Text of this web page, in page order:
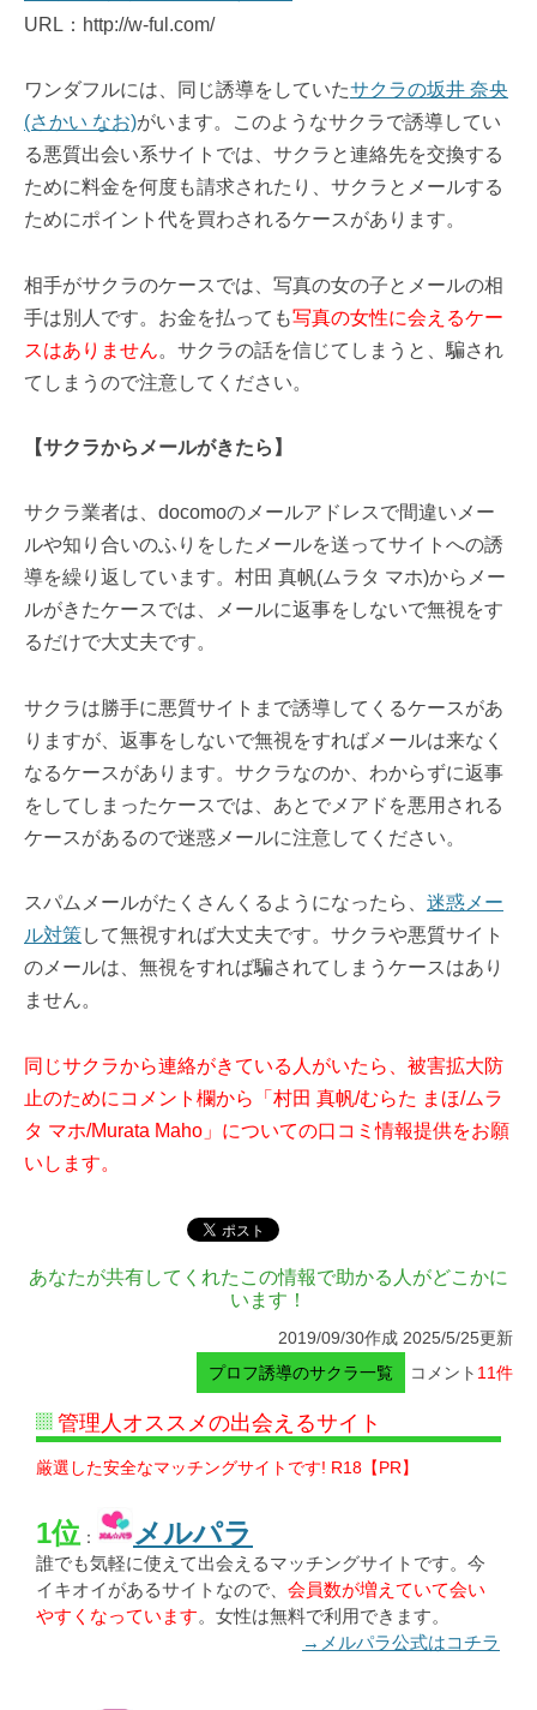
URL：http://w-ful.com/
ワンダフルには、同じ誘導をしていたサクラの坂井 奈央
(さかい なお)がいます。このようなサクラで誘導してい
る悪質出会い系サイトでは、サクラと連絡先を交換する
ために料金を何度も請求されたり、サクラとメールする
ためにポイント代を買わされるケースがあります。
相手がサクラのケースでは、写真の女の子とメールの相
手は別人です。お金を払っても写真の女性に会えるケー
スはありません。サクラの話を信じてしまうと、騙され
てしまうので注意してください。
【サクラからメールがきたら】
サクラ業者は、docomoのメールアドレスで間違いメー
ルや知り合いのふりをしたメールを送ってサイトへの誘
導を繰り返しています。村田 真帆(ムラタ マホ)からメー
ルがきたケースでは、メールに返事をしないで無視をす
るだけで大丈夫です。
サクラは勝手に悪質サイトまで誘導してくるケースがあ
りますが、返事をしないで無視をすればメールは来なく
なるケースがあります。サクラなのか、わからずに返事
をしてしまったケースでは、あとでメアドを悪用される
ケースがあるので迷惑メールに注意してください。
スパムメールがたくさんくるようになったら、 迷惑メー
ル対策して無視すれば大丈夫です。サクラや悪質サイト
のメールは、無視をすれば騙されてしまうケースはあり
ません。
同じサクラから連絡がきている人がいたら、被害拡大防
止のためにコメント欄から「村田 真帆/むらた まほ/ムラ
タ マホ/Murata Maho」についての口コミ情報提供をお願
いします。
あなたが共有してくれたこの情報で助かる人がどこかに
います！
2019/09/30作成 2025/5/25更新
プロフ誘導のサクラ一覧
コメント 11件
管理人オススメの出会えるサイト
厳選した安全なマッチングサイトです! R18【PR】
1位 ： メルパラ
誰でも気軽に使えて出会えるマッチングサイトです。今
イキオイがあるサイトなので、 会員数が増えていて会い
やすくなっています。女性は無料で利用できます。
→メルパラ公式はコチラ